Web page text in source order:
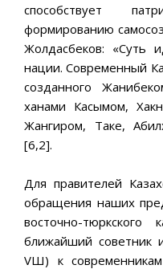
способствует
формированию
Жолдасбеков: «Суть
нации. Современный
созданного
ханами Касымом,
Жангиром, Таке,
[6,2].
Для правителей
обращения наших
восточно-тюркского
ближайший советник
VШ) к